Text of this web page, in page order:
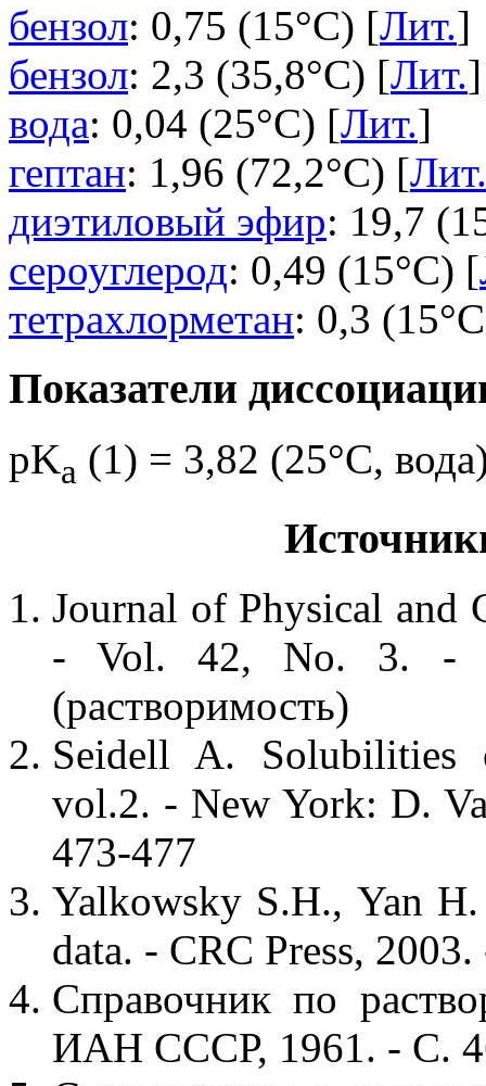
бензол: 0,75 (15°C) [Лит.]
бензол: 2,3 (35,8°C) [Лит.]
вода: 0,04 (25°C) [Лит.]
гептан: 1,96 (72,2°C) [Лит.
диэтиловый эфир: 19,7
сероуглерод: 0,49 (15°C) [
тетрахлорметан: 0,3
Показатели
pKa (1) = 3,82 (25°C,
Journal of Physical and
- Vol. 42, No. 3. -
(растворимость)
Seidell A. Solubilities
vol.2. - New York: D.
473-477
Yalkowsky S.H., Yan
data. - CRC Press,
Справочник по
ИАН СССР, 1961. - С.